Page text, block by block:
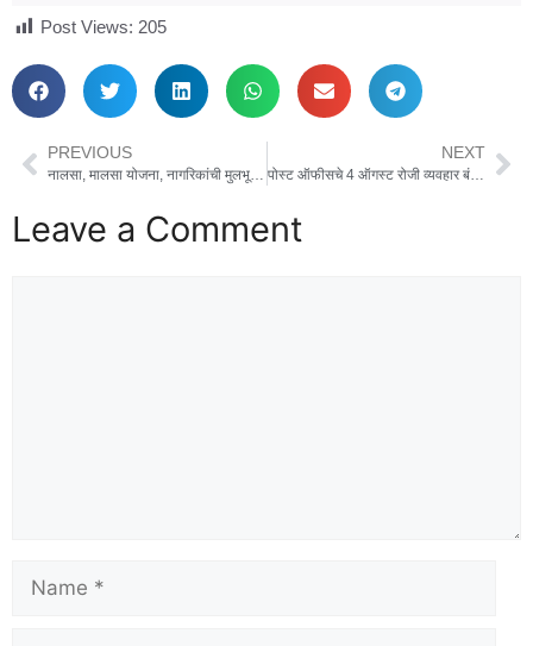
Post Views: 205
PREVIOUS
नालसा, मालसा योजना, नागरिकांची मुलभूत कर्तव्ये विषयांवर जनजागृती कार्यक्रम
NEXT
पोस्ट ऑफीसचे 4 ऑगस्ट रोजी व्यवहार बंद राहणार
Leave a Comment